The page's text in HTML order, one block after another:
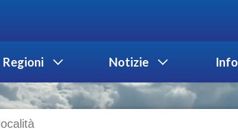
Regioni Notizie Info